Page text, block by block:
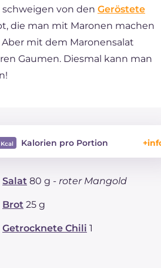
schweigen von den Geröstete
die man mit Maronen machen
mit dem Maronensalat
Gaumen. Diesmal kann man
Kalorien pro Portion
g
LESEN
Salat 80 g - roter Mangold
Brot 25 g
Getrocknete Chili 1